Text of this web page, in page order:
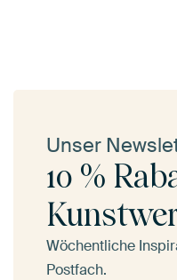
Unser
10 %
Wöchentliche
Postfach.